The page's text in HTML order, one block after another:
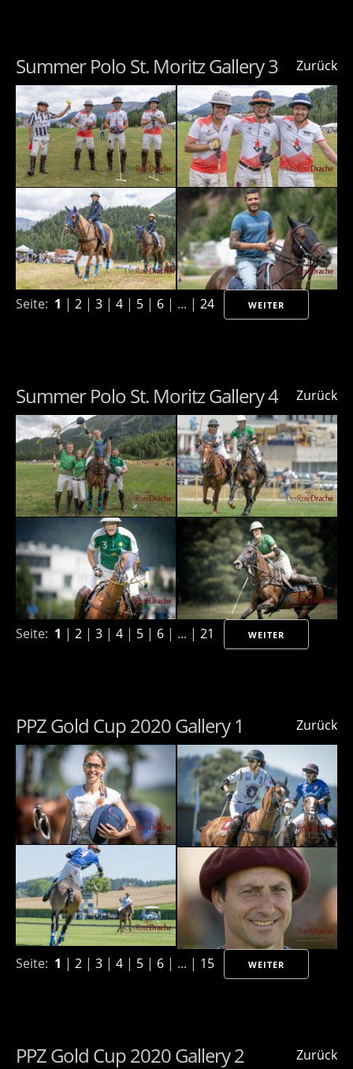
Zurück
Summer Polo St. Moritz Gallery 3
Seite: 1 | 2 | 3 | 4 | 5 | 6 | ... | 24 WEITER
Zurück
Summer Polo St. Moritz Gallery 4
Seite: 1 | 2 | 3 | 4 | 5 | 6 | ... | 21 WEITER
Zurück
PPZ Gold Cup 2020 Gallery 1
Seite: 1 | 2 | 3 | 4 | 5 | 6 | ... | 15 WEITER
Zurück
PPZ Gold Cup 2020 Gallery 2